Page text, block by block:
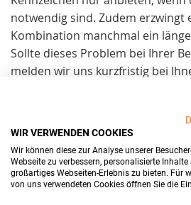
notwendig sind. Zudem erzwingt
Kombination manchmal ein
Sollte dieses Problem bei Ihrer
melden wir uns kurzfristig bei
DOCH MACHEN SIE
VIELE GEDANKEN:
Zulassungsstellen kennen meist
Grenzen eines Kfz-
WIR VERWENDEN COOKIES
Wir können diese zur Analyse unserer
Webseite zu verbessern, personalisierte
großartiges Webseiten-Erlebnis zu bieten. Für
von uns verwendeten Cookies öffnen Sie die